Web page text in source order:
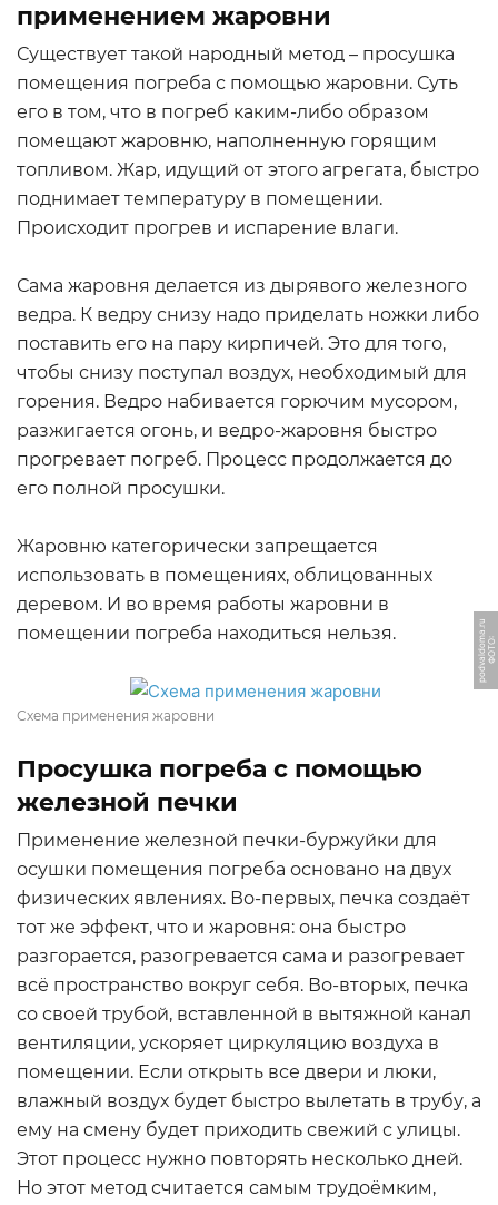
применением жаровни
Существует такой народный метод – просушка
помещения погреба с помощью жаровни. Суть
его в том, что в погреб каким-либо образом
помещают жаровню, наполненную горящим
топливом. Жар, идущий от этого агрегата, быстро
поднимает температуру в помещении.
Происходит прогрев и испарение влаги.
Сама жаровня делается из дырявого железного
ведра. К ведру снизу надо приделать ножки либо
поставить его на пару кирпичей. Это для того,
чтобы снизу поступал воздух, необходимый для
горения. Ведро набивается горючим мусором,
разжигается огонь, и ведро-жаровня быстро
прогревает погреб. Процесс продолжается до
его полной просушки.
Жаровню категорически запрещается
использовать в помещениях, облицованных
деревом. И во время работы жаровни в
помещении погреба находиться нельзя.
Ф
О
Т
О:
p
o
d
v
al
d
o
m
a.
r
u
Схема применения жаровни
Просушка погреба с помощью
железной печки
Применение железной печки-буржуйки для
осушки помещения погреба основано на двух
физических явлениях. Во-первых, печка создаёт
тот же эффект, что и жаровня: она быстро
разгорается, разогревается сама и разогревает
всё пространство вокруг себя. Во-вторых, печка
со своей трубой, вставленной в вытяжной канал
вентиляции, ускоряет циркуляцию воздуха в
помещении. Если открыть все двери и люки,
влажный воздух будет быстро вылетать в трубу, а
ему на смену будет приходить свежий с улицы.
Этот процесс нужно повторять несколько дней.
Но этот метод считается самым трудоёмким,